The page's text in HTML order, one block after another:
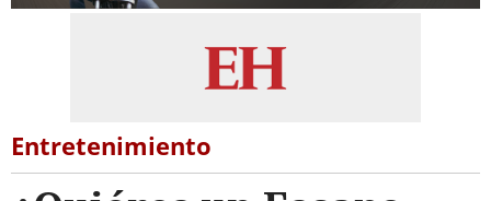
Entretenimiento